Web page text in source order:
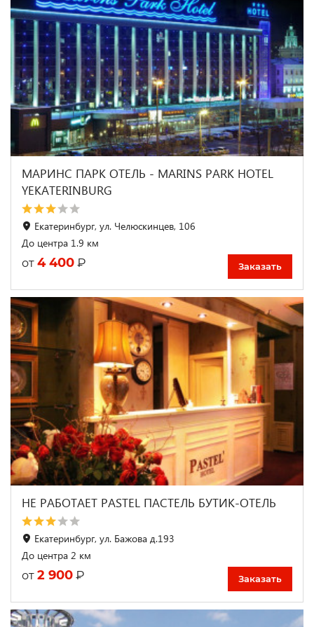
МАРИНС ПАРК ОТЕЛЬ - MARINS PARK HOTEL
YEKATERINBURG
Екатеринбург, ул. Челюскинцев, 106
До центра 1.9 км
от 4 400 ₽ Заказать
НЕ РАБОТАЕТ PASTEL ПАСТЕЛЬ БУТИК-ОТЕЛЬ
Екатеринбург, ул. Бажова д.193
До центра 2 км
от 2 900 ₽ Заказать